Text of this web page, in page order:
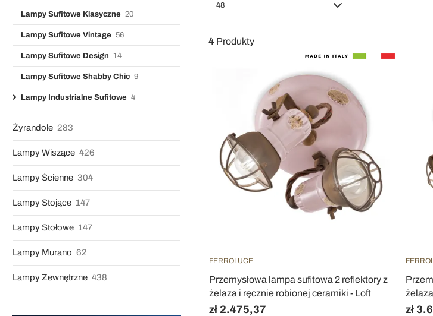
Lampy Sufitowe Klasyczne 20
Lampy Sufitowe Vintage 56
Lampy Sufitowe Design 14
Lampy Sufitowe Shabby Chic 9
Lampy Industrialne Sufitowe 4
Żyrandole 283
Lampy Wiszące 426
Lampy Ścienne 304
Lampy Stojące 147
Lampy Stołowe 147
Lampy Murano 62
Lampy Zewnętrzne 438
48
4 Produkty
FERROLUCE
Przemysłowa lampa sufitowa 2 reflektory z
żelaza i ręcznie robionej ceramiki - Loft
zł 2.475,37 zł